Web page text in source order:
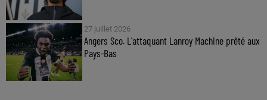
27 juillet 2026
Angers Sco. L'attaquant Lanroy Machine prêté aux
Pays-Bas